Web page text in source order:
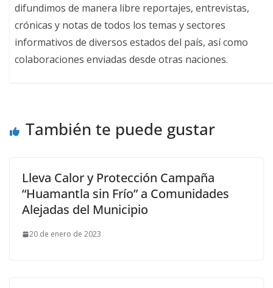
difundimos de manera libre reportajes, entrevistas,
crónicas y notas de todos los temas y sectores
informativos de diversos estados del país, así como
colaboraciones enviadas desde otras naciones.
También te puede gustar
Lleva Calor y Protección Campaña
“Huamantla sin Frío” a Comunidades
Alejadas del Municipio
20 de enero de 2023